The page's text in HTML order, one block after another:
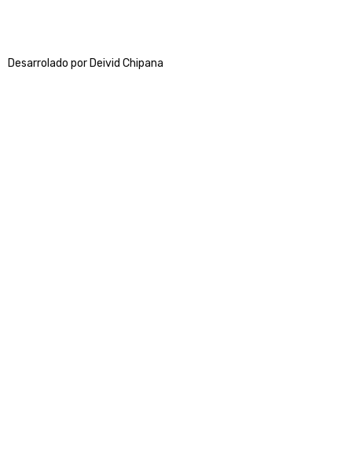
Desarrolado por Deivid Chipana